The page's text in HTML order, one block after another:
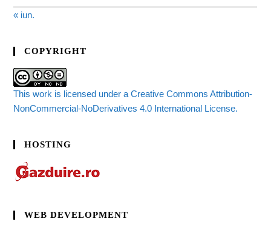
« iun.
COPYRIGHT
This work is licensed under a Creative Commons Attribution-
NonCommercial-NoDerivatives 4.0 International License.
HOSTING
WEB DEVELOPMENT